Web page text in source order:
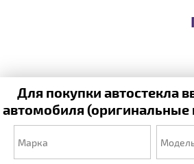
Для покупки автостекла
автомобиля (оригинальные